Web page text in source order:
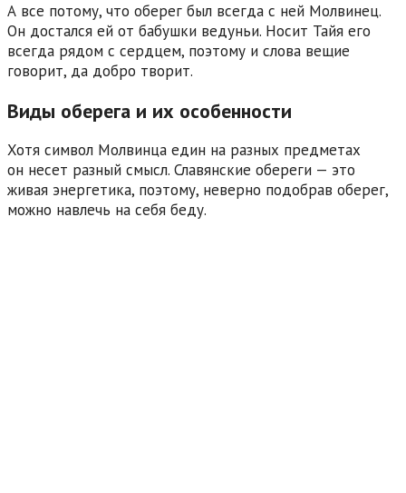
А все потому, что оберег был всегда с ней Молвинец.
Он достался ей от бабушки ведуньи. Носит Тайя его
всегда рядом с сердцем, поэтому и слова вещие
говорит, да добро творит.
Виды оберега и их особенности
Хотя символ Молвинца един на разных предметах
он несет разный смысл. Славянские обереги — это
живая энергетика, поэтому, неверно подобрав оберег,
можно навлечь на себя беду.